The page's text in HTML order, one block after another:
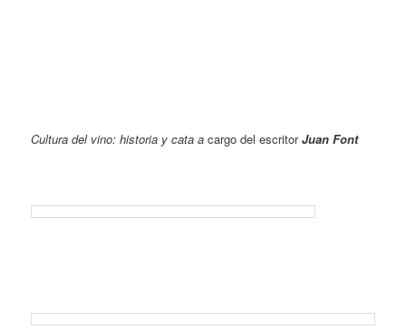
Cultura del vino: historia y cata acargo del escritor Juan Font